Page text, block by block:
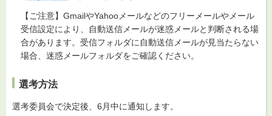
【ご注意】GmailやYahooメールなどのフリーメールやメール
受信設定により、自動送信メールが迷惑メールと判断される場
合があります。受信フォルダに自動送信メールが見当たらない
場合、迷惑メールフォルダをご確認ください。
選考方法
選考委員会で決定後、6月中に通知します。